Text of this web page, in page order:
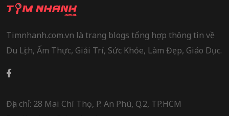
Timnhanh.com.vn là trang blogs tổng hợp thông tin về
Du Lịch, Ẩm Thực, Giải Trí, Sức Khỏe, Làm Đẹp, Giáo Dục.
Địa chỉ: 28 Mai Chí Thọ, P. An Phú, Q.2, TP.HCM